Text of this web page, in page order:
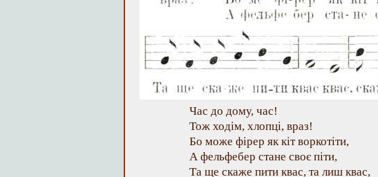
Час до дому, час!
Тож ходім, хлопці, враз!
Бо може фірер як кіт воркотіти,
А фельфебер стане своє піти,
Та ще скаже пити квас, та лиш квас,